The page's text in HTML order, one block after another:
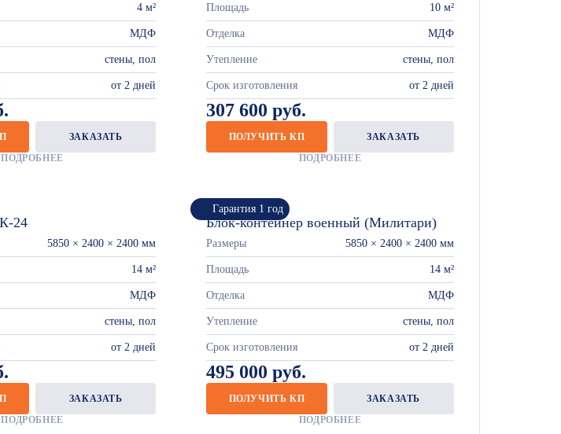
4 м²
МДФ
стены, пол
от 2 дней
ЗАКАЗАТЬ
ПОДРОБНЕЕ
Площадь 10 м²
Отделка МДФ
Утепление стены, пол
Срок изготовления от 2 дней
307 600 руб.
ПОЛУЧИТЬ КП
ЗАКАЗАТЬ
ПОДРОБНЕЕ
24
5850 × 2400 × 2400 мм
14 м²
МДФ
стены, пол
от 2 дней
ЗАКАЗАТЬ
ПОДРОБНЕЕ
Гарантия 1 год
Блок-контейнер военный (Милитари)
Размеры 5850 × 2400 × 2400 мм
Площадь 14 м²
Отделка МДФ
Утепление стены, пол
Срок изготовления от 2 дней
495 000 руб.
ПОЛУЧИТЬ КП
ЗАКАЗАТЬ
ПОДРОБНЕЕ